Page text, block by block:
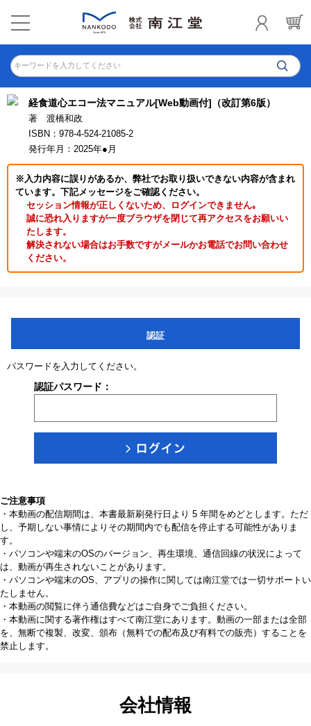
キーワードを入力してください
経食道心エコー法マニュアル[Web動画付]（改訂第6版）
著 渡橋和政
ISBN：978-4-524-21085-2
発行年月：2025年●月
※入力内容に誤りがあるか、弊社でお取り扱いできない内容が含まれ
ています。下記メッセージをご確認ください。
セッション情報が正しくないため、ログインできません｡
誠に恐れ入りますが一度ブラウザを閉じて再アクセスをお願いい
たします。
解決されない場合はお手数ですがメールかお電話でお問い合わせ
ください。
認証
パスワードを入力してください。
認証パスワード：
ご注意事項
・本動画の配信期間は、本書最新刷発行日より 5 年間をめどとします。ただ
し、予期しない事情によりその期間内でも配信を停止する可能性がありま
す。
・パソコンや端末のOSのバージョン、再生環境、通信回線の状況によって
は、動画が再生されないことがあります。
・パソコンや端末のOS、アプリの操作に関しては南江堂では一切サポートい
たしません。
・本動画の閲覧に伴う通信費などはご自身でご負担ください。
・本動画に関する著作権はすべて南江堂にあります。動画の一部または全部
を、無断で複製、改変、頒布（無料での配布及び有料での販売）することを
禁止します。
会社情報